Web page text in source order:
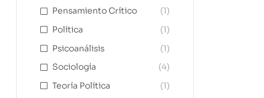
Pensamiento Crítico
(1)
Política
(1)
Psicoanálisis
(1)
Sociología
(4)
Teoría Política
(1)